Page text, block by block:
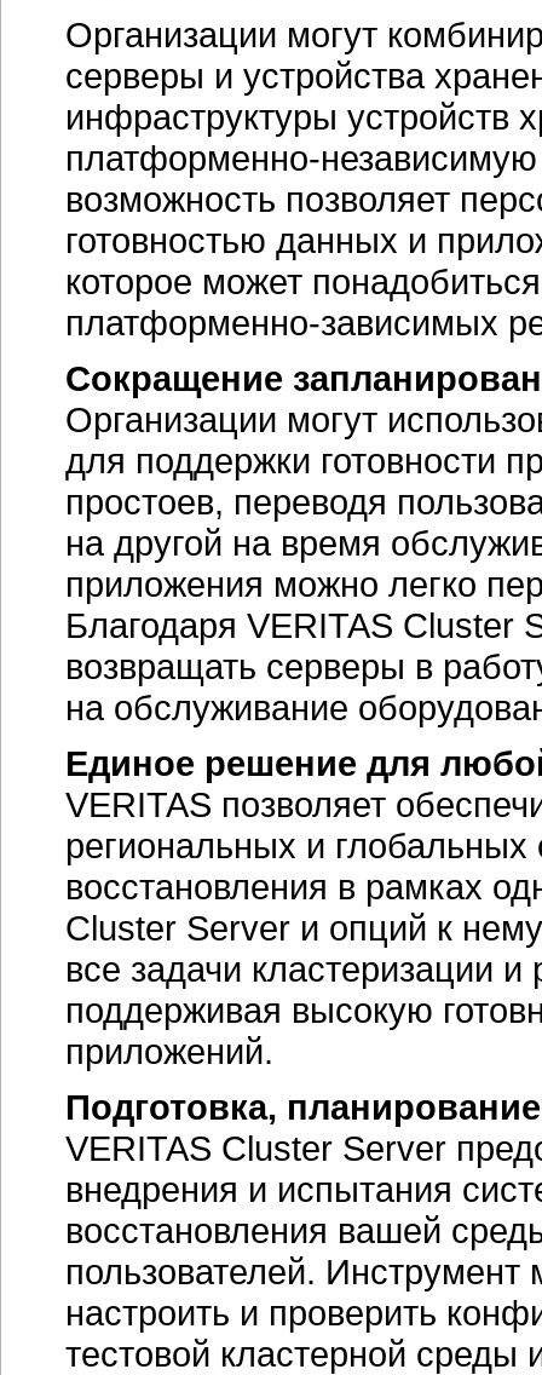
Организации могут
серверы и устройства
инфраструктуры устройств
платформенно-независимую
возможность позволяет
готовностью данных и
которое может
платформенно-зависимых
Сокращение
Организации могут
для поддержки готовности
простоев, переводя
на другой на время
приложения можно легко
Благодаря VERITAS Cluster
возвращать серверы в
на обслуживание
Единое решение для
VERITAS позволяет
региональных и
восстановления в рамках
Cluster Server и опций к
все задачи кластеризации
поддерживая высокую
приложений.
Подготовка,
VERITAS Cluster Server
внедрения и испытания
восстановления вашей
пользователей. Инструмент
настроить и проверить
тестовой кластерной